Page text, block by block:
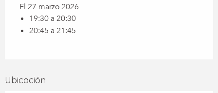
El 27 marzo 2026
19:30 a 20:30
20:45 a 21:45
Ubicación